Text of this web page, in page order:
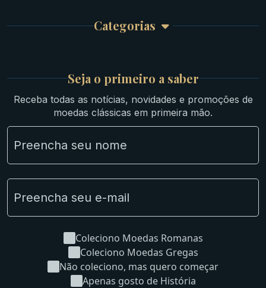
Atendimento
Categorias
Ouro
Ibéricas
Lotes Grandes
Material Numismático
NGC e NNC Encapsuladas
Novidades
Seja o primeiro a saber
Receba todas as notícias, novidades e promoções de
moedas clássicas em primeira mão.
Coleciono Moedas Romanas
Coleciono Moedas Gregas
Não coleciono, mas quero começar
Apenas gosto de História